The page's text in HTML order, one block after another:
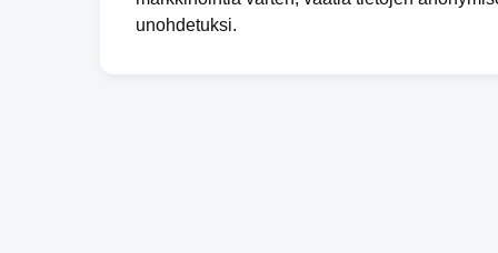
unohdetuksi.